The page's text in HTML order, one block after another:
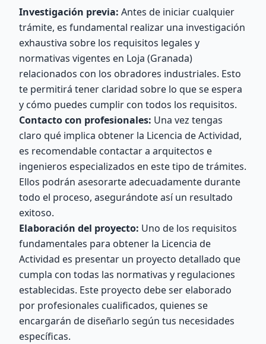
Investigación previa: Antes de iniciar cualquier
trámite, es fundamental realizar una investigación
exhaustiva sobre los requisitos legales y
normativas vigentes en Loja (Granada)
relacionados con los obradores industriales. Esto
te permitirá tener claridad sobre lo que se espera
y cómo puedes cumplir con todos los requisitos.
Contacto con profesionales: Una vez tengas
claro qué implica obtener la Licencia de Actividad,
es recomendable contactar a arquitectos e
ingenieros especializados en este tipo de trámites.
Ellos podrán asesorarte adecuadamente durante
todo el proceso, asegurándote así un resultado
exitoso.
Elaboración del proyecto: Uno de los requisitos
fundamentales para obtener la Licencia de
Actividad es presentar un proyecto detallado que
cumpla con todas las normativas y regulaciones
establecidas. Este proyecto debe ser elaborado
por profesionales cualificados, quienes se
encargarán de diseñarlo según tus necesidades
específicas.